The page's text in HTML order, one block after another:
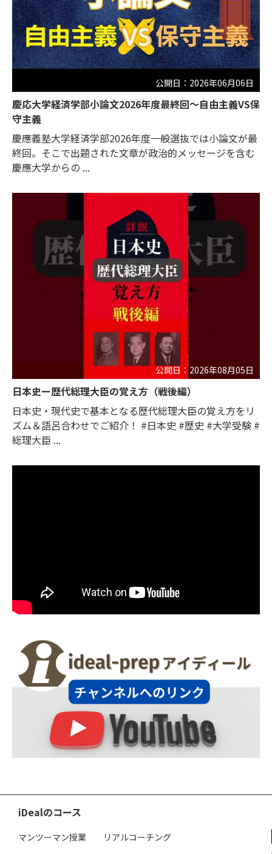
公開日：2026年06月06日
慶応大学経済学部小論文2026年度最終回〜自由主義VS保
守主義
慶應義塾大学経済学部2026年度一般選抜では小論文が最
終回。そこで出題された文章が政治的メッセージを含む
慶應大学からの ...
公開日：2026年08月05日
日本史ー歴代総理大臣の覚え方（戦後編）
日本史・現代史で基本となる歴代総理大臣の覚え方をリ
ズム＆語呂合わせでご紹介！ #日本史 #歴史 #大学受験 #
総理大臣 ...
iDealのコース
マンツーマン授業 リアルコーチング